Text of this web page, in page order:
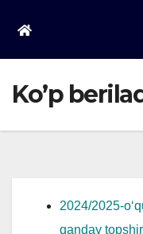
content
Ko’p
2024/2025-
qanday